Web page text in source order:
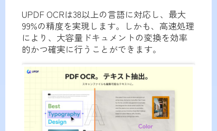
UPDF OCRは38以上の言語に対応し、最大
99%の精度を実現します。しかも、高速処理
により、大容量ドキュメントの変換を効率
的かつ確実に行うことができます。